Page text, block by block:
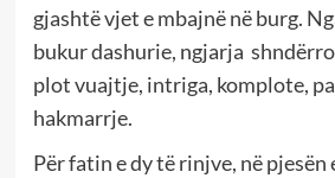
gjashtë vjet e mbajnë në burg.
bukur dashurie, ngjarja
plot vuajtje, intriga, komplote,
hakmarrje.
Për fatin e dy të rinjve, në pjesën